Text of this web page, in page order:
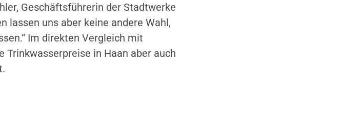
Geschäftsführerin der Stadtwerke
lassen uns aber keine andere Wahl,
Im direkten Vergleich mit
Trinkwasserpreise in Haan aber auch